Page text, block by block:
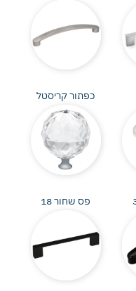
כפתור קריסטל
פס שחור 18